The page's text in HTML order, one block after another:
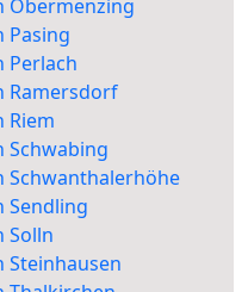
Obermenzing
Pasing
Perlach
Ramersdorf
Riem
Schwabing
Schwanthalerhöhe
Sendling
Solln
Steinhausen